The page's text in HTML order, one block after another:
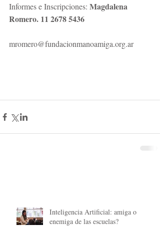
Informes e Inscripciones: Magdalena
Romero. 11 2678 5436
mromero@fundacionmanoamiga.org.ar
Inteligencia Artificial: amiga o
enemiga de las escuelas?